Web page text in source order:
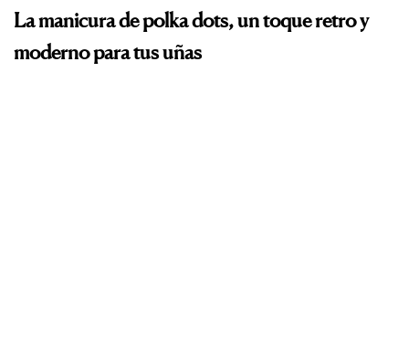
La manicura de polka dots, un toque retro y
moderno para tus uñas